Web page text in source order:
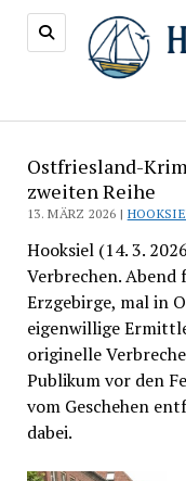
Ostfriesland-
zweiten Reihe
13. MÄRZ 2026 |
Hooksiel (14. 3.
Verbrechen. Abend
Erzgebirge, mal in
eigenwillige
originelle
Publikum vor den
vom Geschehen
dabei.